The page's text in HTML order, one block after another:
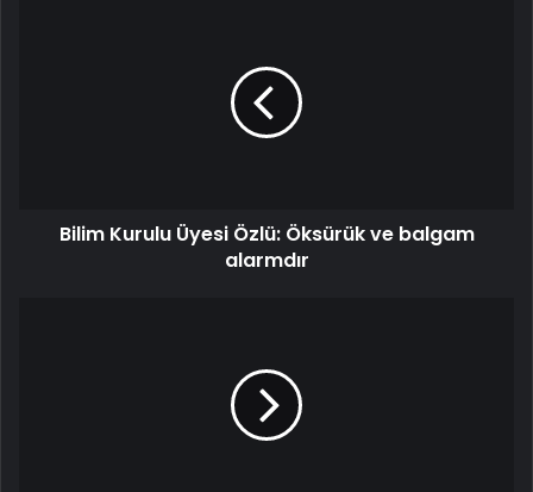
Bilim Kurulu Üyesi Özlü: Öksürük ve balgam
alarmdır